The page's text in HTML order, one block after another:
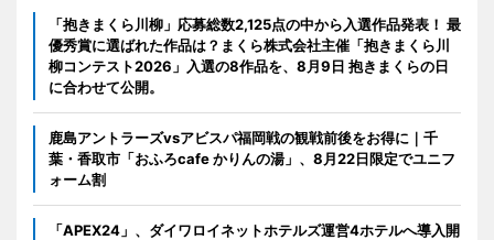
「抱きまくら川柳」応募総数2,125点の中から入選作品発表！ 最
優秀賞に選ばれた作品は？まくら株式会社主催「抱きまくら川
柳コンテスト2026」入選の8作品を、8月9日 抱きまくらの日
に合わせて公開。
鹿島アントラーズvsアビスパ福岡戦の観戦前後をお得に｜千
葉・香取市「おふろcafe かりんの湯」、8月22日限定でユニフ
ォーム割
「APEX24」、ダイワロイネットホテルズ運営4ホテルへ導入開